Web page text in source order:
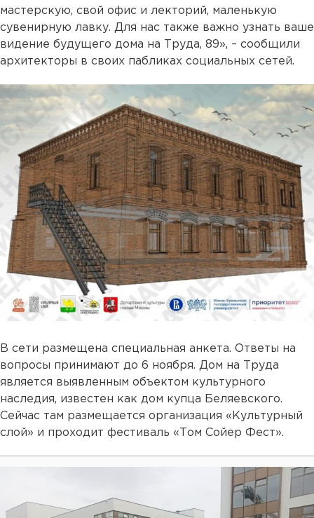
мастерскую, свой офис и лекторий, маленькую
сувенирную лавку. Для нас также важно узнать ваше
видение будущего дома на Труда, 89», – сообщили
архитекторы в своих пабликах социальных сетей.
В сети размещена специальная анкета. Ответы на
вопросы принимают до 6 ноября. Дом на Труда
является выявленным объектом культурного
наследия, известен как дом купца Беляевского.
Сейчас там размещается организация «Культурный
слой» и проходит фестиваль «Том Сойер Фест».